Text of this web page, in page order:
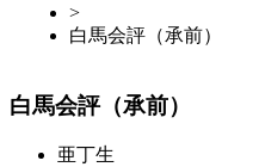
>
白馬会評（承前）
白馬会評（承前）
亜丁生